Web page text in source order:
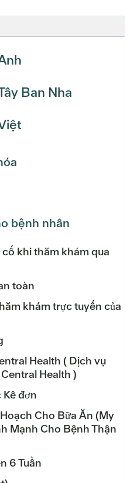
Ban Nha
bệnh nhân
khi thăm khám qua
toàn
khám trực tuyến của
Health ( Dịch vụ
Health )
Kê đơn
Cho Bữa Ăn (My
Mạnh Cho Bệnh Thận
6 Tuần